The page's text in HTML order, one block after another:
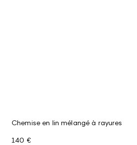
Chemise en lin mélangé à rayures
140 €